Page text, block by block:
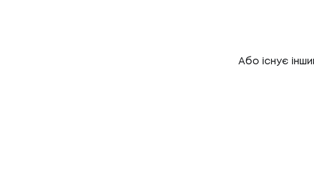
Або існує